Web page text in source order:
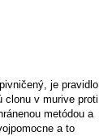
je pravidlo
clonu v murive proti
metódou a
a to